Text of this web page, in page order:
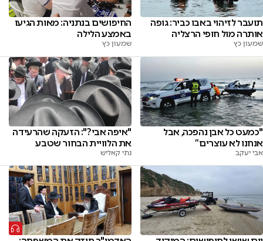
תועבר לזיהוי באבו כביר: גופה
אותרה מול חופי הרצליה
שמעון כץ
החיפושים בנתניה: מאות הגיעו
באמצע הלילה
שמעון כץ
"כמעט כל אבן נהפכה, אבל
אנחנו לא עוצרים”
אבי יעקב
"איפה אבי?": הזעקה שהרעידה
את הלוויית הבחור שטבע
נתי קאליש